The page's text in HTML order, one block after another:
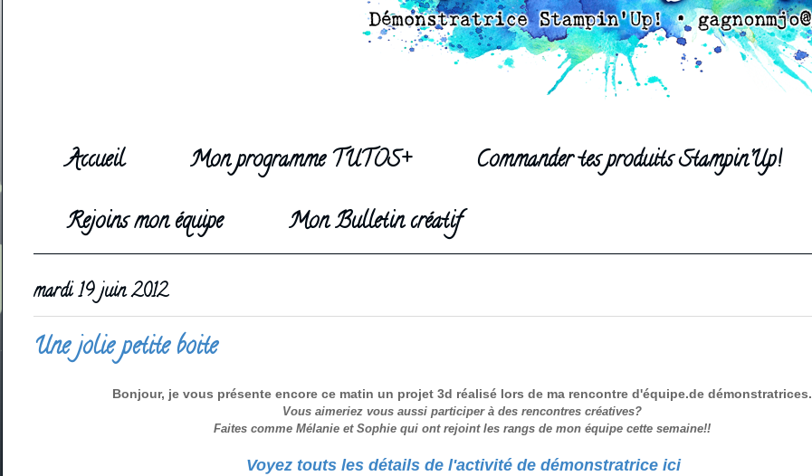
Accueil Mon programme TUTOS+ Commander tes produits Stampin'Up!
Rejoins mon équipe
Mon Bulletin créatif
mardi 19 juin 2012
Une jolie petite boite
Bonjour, je vous présente encore ce matin un projet 3d réalisé lors de ma rencontre d'équipe.de démonstratrices.
Vous aimeriez vous aussi participer à des rencontres créatives?
Faites comme Mélanie et Sophie qui ont rejoint les rangs de mon équipe cette semaine!!
Voyez touts les détails de l'activité de démonstratrice ici